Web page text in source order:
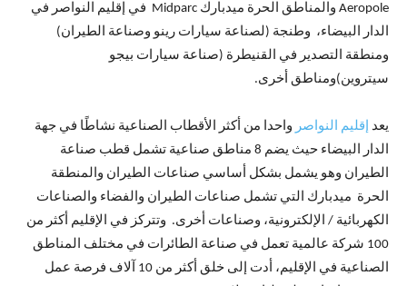
Aeropole والمناطق الحرة ميدبارك Midparc في إقليم النواصر في
الدار البيضاء، وطنجة (لصناعة سيارات رينو وصناعة الطيران)
ومنطقة التصدير في القنيطرة (صناعة سيارات بيجو
سيتروين)ومناطق أخرى.
يعد إقليم النواصر واحدا من أكثر الأقطاب الصناعية نشاطًا في جهة
الدار البيضاء حيث يضم 8 مناطق صناعية تشمل قطب صناعة
الطيران وهو يشمل بشكل أساسي صناعات الطيران والمنطقة
الحرة ميدبارك التي تشمل صناعات الطيران والفضاء والصناعات
الكهربائية / الإلكترونية، وصناعات أخرى. وتتركز في الإقليم أكثر من
100 شركة عالمية تعمل في صناعة الطائرات في مختلف المناطق
الصناعية في الإقليم، أدت إلى خلق أكثر من 10 آلاف فرصة عمل